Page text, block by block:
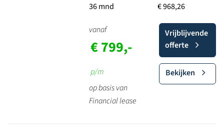
36 mnd
€ 968,26
vanaf
€ 799,-
p/m
op basis van
Financial lease
Vrijblijvende
offerte
Bekijken